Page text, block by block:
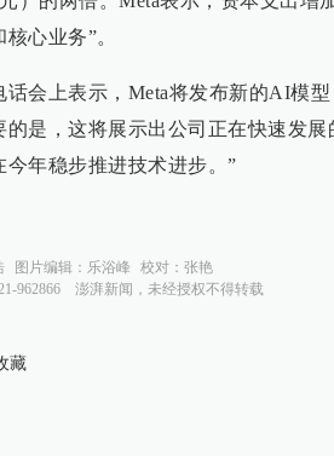
心业务”。
话会上表示，Meta将发布新的AI模
的是，这将展示出公司正在快速发
今年稳步推进技术进步。”
图片编辑： 乐浴峰 校对： 张艳
962866
澎湃新闻，未经授权不得转载
藏